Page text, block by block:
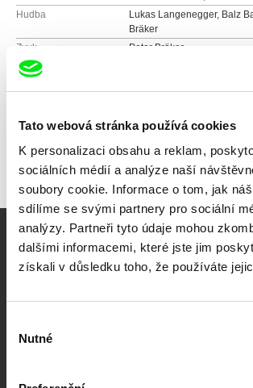
Tato webová stránka používá cookies
K personalizaci obsahu a reklam,
sociálních médií a analýze naší
soubory cookie. Informace o tom, jak
sdílíme se svými partnery pro sociální
analýzy. Partneři tyto údaje mohou
dalšími informacemi, které jste jim
získali v důsledku toho, že používáte
souhlasu
Nutné
Hudba
Lukas Langenegger, Balz
Bräker
Zvuk
Peter Bräker
Délka
Barva
Barevný
Festivaly
MFDF Ji.hlava
Vaše online
dokumentární